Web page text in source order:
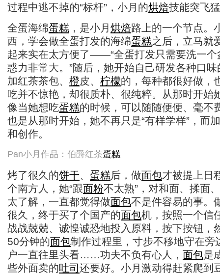
过程中逃不掉的“标杆”，小月的烘焙技能突飞
全蛋海绵蛋糕 ，是小月 烘焙路上的一个节点。
西，学会做全蛋打发的海绵蛋糕之后，立马就
起来实在太方便了——“全蛋打发只需要洗一个
惑力非常大。”随后，她开始自己研发各种口味
加红茶茶包、 橙皮、 柠檬的，每种都很好做，
吃并不惊艳，却很质朴、很纯粹。从那时开始
像当她想吃蛋糕的时候，可以随随便便、毫不
也是从那时开始，她不再只是“有样学样”，而
和创作。
Pan小月作品：伯爵红茶蛋糕
烤了很久的饼干、 蛋糕后，做面包才被提上日
个南方人，她“跟面粉不太熟”，对和面、揉面
太了解，一直都觉得做面包不是件容易的事。
很久，终于买了个国产的面包机，按照一个信
战战兢兢、诚惶诚恐地投入原料，按下按钮，
50分钟的面包制作过程里，寸步不移地守在旁
户一直往里头看……功夫不负有心人， 面包是
些外面卖的吐司 还要好。小月激动得赶紧爬到